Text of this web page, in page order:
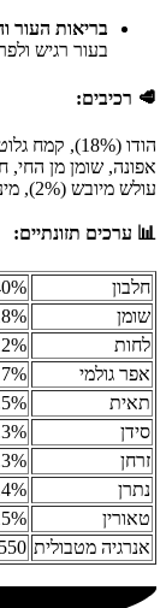
בריאות העור
בעור רגיש
🥩 רכיבים:
הודו (18%),
אפונה, שומן מן החי,
עולש מיובש (2%), מינרלים, שמן דגים, מצוי מן החי, שמרים.
📊 ערכים תזונתיים:
חלבון
שומן
לחות
אפר גולמי
7%
תאית
סידן
זרחן
נתרן
טאורין
אנרגיה מטבולית 3550